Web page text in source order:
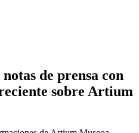
de prensa con
sobre Artium